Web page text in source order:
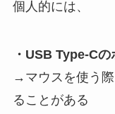
個人的には、
・USB Type-C
→マウスを使う
ることがある